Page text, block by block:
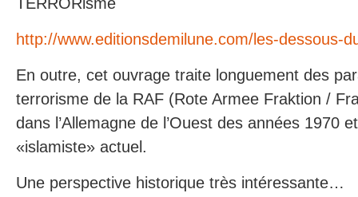
http://www.editionsdemilune.com/les-dessous-
En outre, cet ouvrage traite longuement des
terrorisme de la RAF (Rote Armee Fraktion /
dans l’Allemagne de l’Ouest des années 1970
«islamiste» actuel.
Une perspective historique très intéressante…